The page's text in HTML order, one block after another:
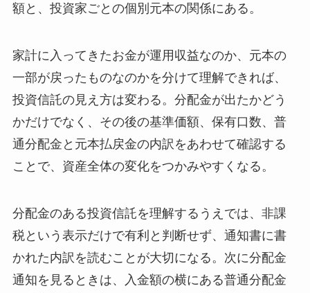
額と、投資家ごとの個別元本の関係にある。
家計に入ってきたお金が運用収益なのか、元本の
一部が戻ったものなのかを分けて理解できれば、
投資信託の見え方は変わる。分配金が出たかどう
かだけでなく、その後の基準価額、保有口数、普
通分配金と元本払戻金の内訳をあわせて確認する
ことで、資産全体の変化をつかみやすくなる。
分配金のある投資信託を理解するうえでは、非課
税という表示だけで有利と判断せず、通知書に書
かれた内訳を読むことが大切になる。次に分配金
通知を見るときは、入金額の横にある普通分配金